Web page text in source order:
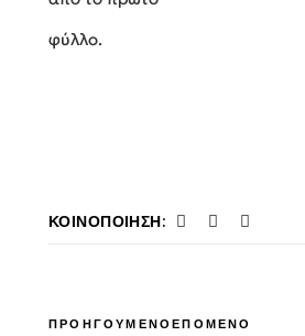
φύλλο.
ΚΟΙΝΟΠΟΊΗΣΗ:
ΠΡΟΗΓΟΥΜΕΝΟΕΠΟΜΕΝΟ